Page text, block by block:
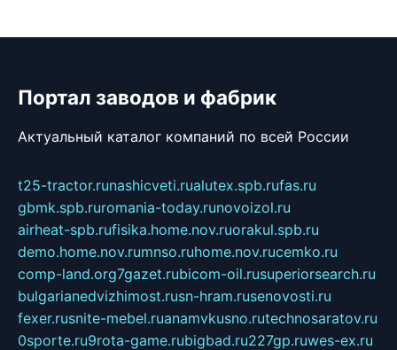
Портал заводов и фабрик
Актуальный каталог компаний по всей России
t25-tractor.runashicveti.rualutex.spb.rufas.ru
gbmk.spb.ruromania-today.runovoizol.ru
airheat-spb.rufisika.home.nov.ruorakul.spb.ru
demo.home.nov.rumnso.ruhome.nov.rucemko.ru
comp-land.org7gazet.rubicom-oil.rusuperiorsearch.ru
bulgarianedvizhimost.rusn-hram.rusenovosti.ru
fexer.rusnite-mebel.ruanamvkusno.rutechnosaratov.ru
0sporte.ru9rota-game.rubigbad.ru227gp.ruwes-ex.ru